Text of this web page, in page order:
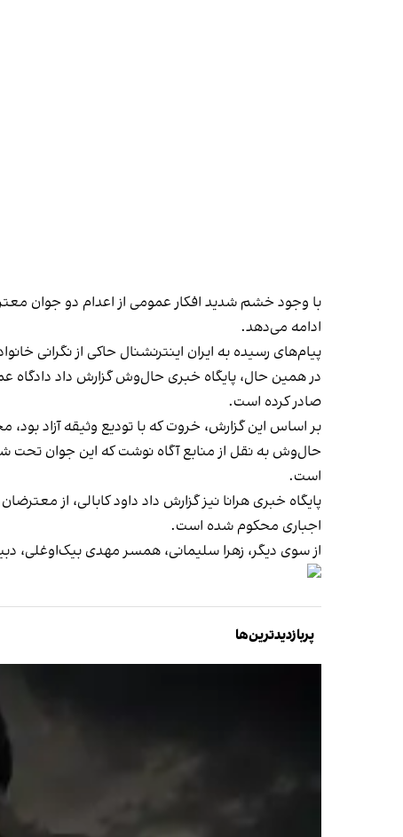
با وجود خشم شدید افکار عمومی از اعدام دو جوان
ادامه می‌دهد.
پیام‌های رسیده به ایران اینترنشنال حاکی از نگرانی
صادر کرده است.
بر اساس این گزارش، خروت که با تودیع وثیقه آزاد بود، مجددا در ۲۱ آبان بازداشت و حکم اعدام ۱۳ دی‌
حال‌وش به نقل از منابع آگاه نوشت که این جوان تحت
است.
اجباری محکوم شده است.
از سوی دیگر، زهرا سلیمانی، همسر مهدی بیک‌اوغلی،
پربازدیدترین‌ها